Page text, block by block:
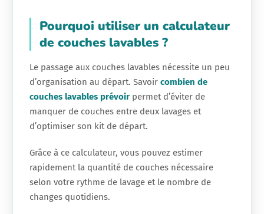
Pourquoi utiliser un calculateur
de couches lavables ?
Le passage aux couches lavables nécessite un peu
d’organisation au départ. Savoir combien de
couches lavables prévoir permet d’éviter de
manquer de couches entre deux lavages et
d’optimiser son kit de départ.
Grâce à ce calculateur, vous pouvez estimer
rapidement la quantité de couches nécessaire
selon votre rythme de lavage et le nombre de
changes quotidiens.